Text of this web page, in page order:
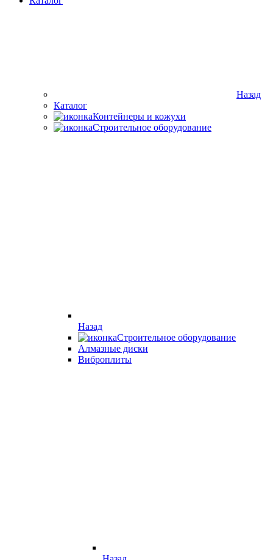
Назад
Каталог
Контейнеры и кожухи
Строительное оборудование
Назад
Строительное оборудование
Алмазные диски
Виброплиты